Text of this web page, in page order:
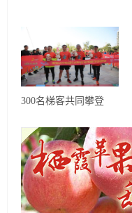
300名梯客共同攀登
级精英赛顺德海骏达中
心站欢乐开跑